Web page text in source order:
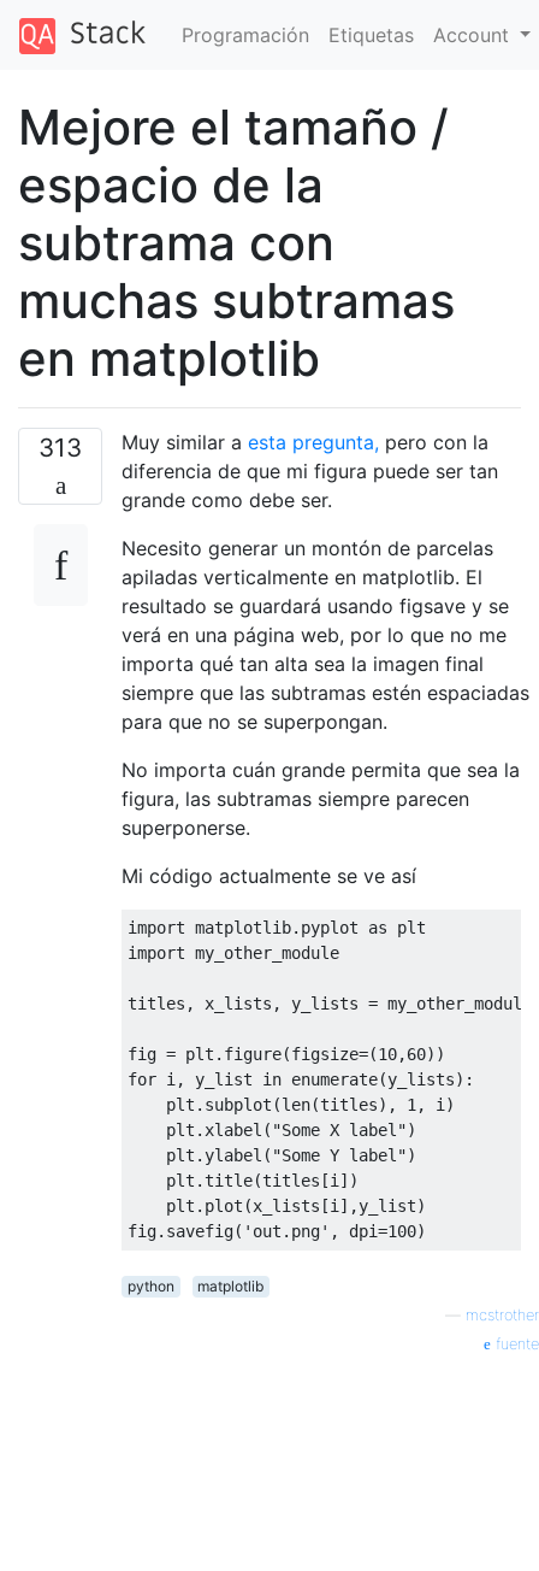
Programación Etiquetas Account
Mejore el tamaño /
espacio de la
subtrama con
muchas subtramas
en matplotlib
313 Muy similar a esta pregunta, pero con la
diferencia de que mi figura puede ser tan
grande como debe ser.
Necesito generar un montón de parcelas
apiladas verticalmente en matplotlib. El
resultado se guardará usando figsave y se
verá en una página web, por lo que no me
importa qué tan alta sea la imagen final
siempre que las subtramas estén espaciadas
para que no se superpongan.
No importa cuán grande permita que sea la
figura, las subtramas siempre parecen
superponerse.
Mi código actualmente se ve así
import matplotlib. pyplot as
import my_other_module
titles , x_lists , y_lists = my_other_module
fig = plt . figure(figsize=(10,60))
for i , y_list in enumerate(y_lists):
    plt
. subplot (len(titles), 1 , i )
    plt
. xlabel ( "Some X label")
    plt
. ylabel ( "Some Y label")
    plt
.title(titles [i ])
    plt
. plot (x_lists [i ],y_list)
fig. savefig( 'out.png' , dpi=100)
python
matplotlib
mcstrother
fuente